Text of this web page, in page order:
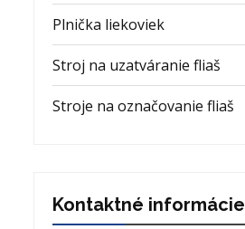
Plnička liekoviek
Stroj na uzatváranie fliaš
Stroje na označovanie fliaš
Kontaktné informácie